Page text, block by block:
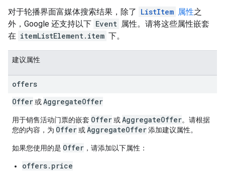
对于轮播界面富媒体搜索结果，除了 ListItem 属性之
外，Google 还支持以下 Event 属性。请将这些属性嵌套
在 itemListElement.item 下。
建议属性
offers
Offer或AggregateOffer
用于销售活动门票的嵌套 Offer或AggregateOffer。请根据
您的内容，为 Offer或AggregateOffer添加建议属性。
如果您使用的是 Offer ，请添加以下属性：
offers.price